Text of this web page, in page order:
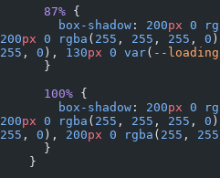
      87%
{
        box-shadow
: 200px 0
200px 0 rgba ( 255 , 255 , 255 , 0
255 , 0 ), 130px 0 var( --
      }
      100%
{
        box-shadow
: 200px 0
200px 0 rgba ( 255 , 255 , 255 , 0
255 , 0 ), 200px 0 rgba ( 255 , 255
      }
    }